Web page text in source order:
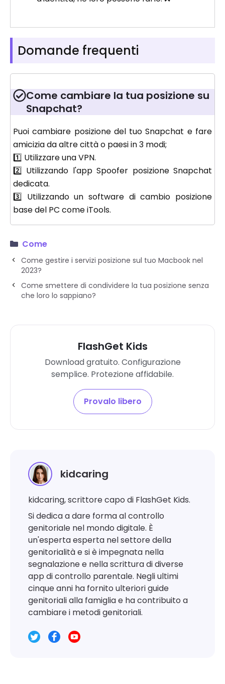
Domande frequenti
Come cambiare la tua posizione su
Snapchat?
Puoi cambiare posizione del tuo Snapchat e fare
amicizia da altre città o paesi in 3 modi;
1️⃣ Utilizzare una VPN.
2️⃣ Utilizzando l'app Spoofer posizione Snapchat
dedicata.
3️⃣ Utilizzando un software di cambio posizione
base del PC come iTools.
Come
Come gestire i servizi posizione sul tuo Macbook nel
2023?
Come smettere di condividere la tua posizione senza
che loro lo sappiano?
FlashGet Kids
Download gratuito. Configurazione
semplice. Protezione affidabile.
Provalo libero
kidcaring
kidcaring, scrittore capo di FlashGet Kids.
Si dedica a dare forma al controllo
genitoriale nel mondo digitale. È
un'esperta esperta nel settore della
genitorialità e si è impegnata nella
segnalazione e nella scrittura di diverse
app di controllo parentale. Negli ultimi
cinque anni ha fornito ulteriori guide
genitoriali alla famiglia e ha contribuito a
cambiare i metodi genitoriali.